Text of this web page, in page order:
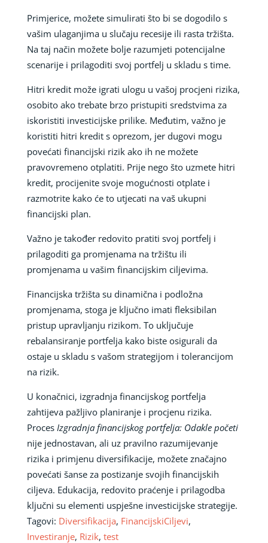
Primjerice, možete simulirati što bi se dogodilo s
vašim ulaganjima u slučaju recesije ili rasta tržišta.
Na taj način možete bolje razumjeti potencijalne
scenarije i prilagoditi svoj portfelj u skladu s time.
Hitri kredit može igrati ulogu u vašoj procjeni rizika,
osobito ako trebate brzo pristupiti sredstvima za
iskoristiti investicijske prilike. Međutim, važno je
koristiti hitri kredit s oprezom, jer dugovi mogu
povećati financijski rizik ako ih ne možete
pravovremeno otplatiti. Prije nego što uzmete hitri
kredit, procijenite svoje mogućnosti otplate i
razmotrite kako će to utjecati na vaš ukupni
financijski plan.
Važno je također redovito pratiti svoj portfelj i
prilagoditi ga promjenama na tržištu ili
promjenama u vašim financijskim ciljevima.
Financijska tržišta su dinamična i podložna
promjenama, stoga je ključno imati fleksibilan
pristup upravljanju rizikom. To uključuje
rebalansiranje portfelja kako biste osigurali da
ostaje u skladu s vašom strategijom i tolerancijom
na rizik.
U konačnici, izgradnja financijskog portfelja
zahtijeva pažljivo planiranje i procjenu rizika.
Proces Izgradnja financijskog portfelja: Odakle početi
nije jednostavan, ali uz pravilno razumijevanje
rizika i primjenu diversifikacije, možete značajno
povećati šanse za postizanje svojih financijskih
ciljeva. Edukacija, redovito praćenje i prilagodba
ključni su elementi uspješne investicijske strategije.
Tagovi: Diversifikacija, FinancijskiCiljevi,
Investiranje, Rizik, test